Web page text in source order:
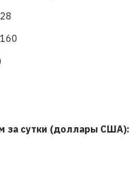
за сутки (доллары США):